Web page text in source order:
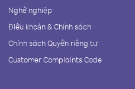
Nghề nghiệp
Điều khoản & Chính sách
Chính sách Quyền riêng tư
Customer Complaints Code